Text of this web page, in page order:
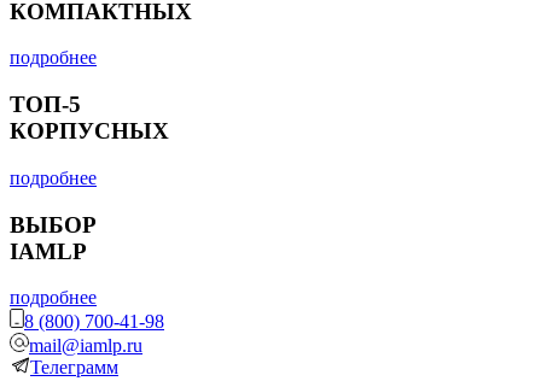
КОМПАКТНЫХ
подробнее
ТОП-5
КОРПУСНЫХ
подробнее
ВЫБОР
IAMLP
подробнее
8 (800) 700-41-98
mail@iamlp.ru
Телеграмм